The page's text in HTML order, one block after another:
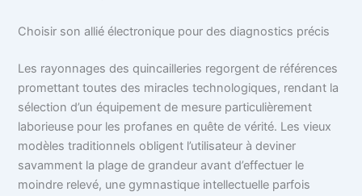
Choisir son allié électronique pour des diagnostics précis
Les rayonnages des quincailleries regorgent de références
promettant toutes des miracles technologiques, rendant la
sélection d’un équipement de mesure particulièrement
laborieuse pour les profanes en quête de vérité. Les vieux
modèles traditionnels obligent l’utilisateur à deviner
savamment la plage de grandeur avant d’effectuer le
moindre relevé, une gymnastique intellectuelle parfois